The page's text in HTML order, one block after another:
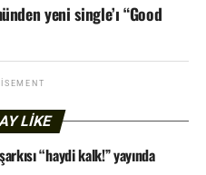
yeni single’ı “Good
LIKE
“haydi kalk!” yayında